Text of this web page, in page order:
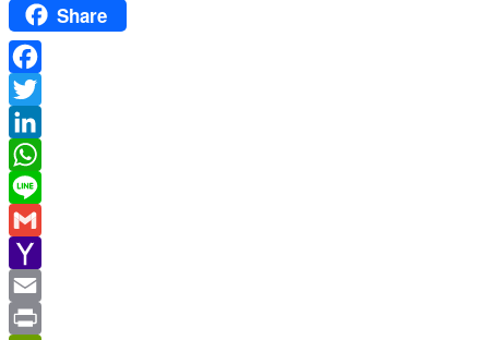
Share
Facebook
Twitter
LinkedIn
WhatsApp
Line
Gmail
Yahoo
Mail
Email